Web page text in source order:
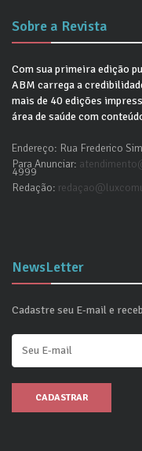
Sobre a Revista
Com sua primeira edição
ABM carrega a
mais de 40 edições
área de saúde com
Endereço: Rua Frederico
Para Anunciar:
4999
Redação:
NewsLetter
Cadastre seu E-mail e
CADASTRAR